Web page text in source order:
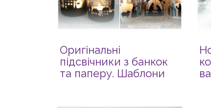
Оригінальні
підсвічники з банкок
та паперу. Шаблони